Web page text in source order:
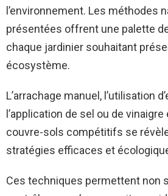
l’environnement. Les méthodes
présentées offrent une palette
chaque jardinier souhaitant
écosystème.
L’arrachage manuel, l’utilisation
l’application de sel ou de
couvre-sols compétitifs se
stratégies efficaces et
Ces techniques permettent non